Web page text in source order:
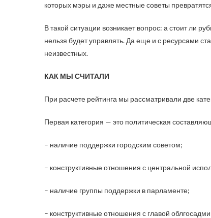
которых мэры и даже местные советы
В такой ситуации возникает вопрос: а стоит ли
нельзя будет управлять. Да еще и с ресурсами
неизвестных.
КАК МЫ СЧИТАЛИ
При расчете рейтинга мы рассматривали две
Первая категория — это политическая
– наличие поддержки городским советом;
– конструктивные отношения с центральной
– наличие группы поддержки в парламенте;
– конструктивные отношения с главой